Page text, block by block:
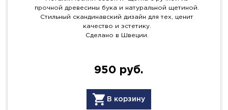
прочной древесины бука и натуральной щетиной.
Стильный скандинавский дизайн для тех, ценит
качество и эстетику.
Сделано в Швеции.
950 руб.
В корзину